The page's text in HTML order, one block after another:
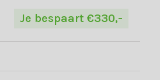
Je bespaart €330,-